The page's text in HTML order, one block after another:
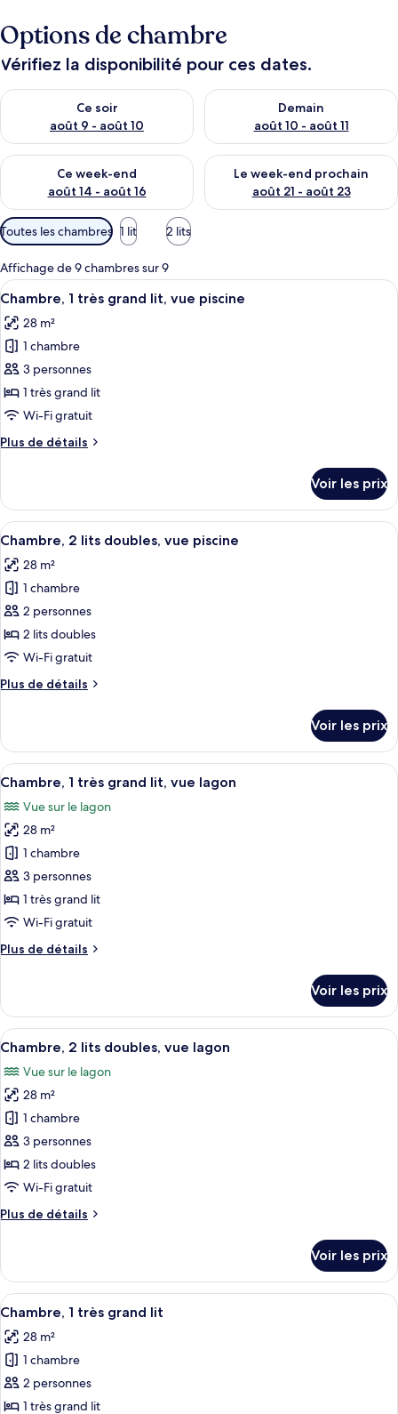
Options de chambre
Vérifiez la disponibilité pour ces dates.
Ce soir
août 9 - août 10
Vérifier la disponibilité pour ce soir août 9 - août 10
Demain
août 10 - août 11
Vérifier la disponibilité pour
Ce week-end
août 14 - août 16
Vérifier la disponibilité pour ce week-end août 14 - août 16
Le week-end prochain
août 21 - août 23
Vérifier la disponibilité pour
Filtres
disponibles
pour
les
chambres
Toutes les chambres 1 lit 2 lits
Affichage de 9 chambres sur 9
Afficher
toutes
les
photos
pour
ce
type
chambre :
très
grand
lit,
vue
piscine
Une chambre d’hôtel avec un
11
Chambre, 1 très grand lit, vue piscine
28 m²
1 chambre
3 personnes
1 très grand lit
Wi-Fi gratuit
Plus de détails
Plus
le
type
de
Chambre,
grand
lit,
vue
piscine
Voir les prix
Afficher
toutes
les
photos
pour
ce
type
chambre :
lits
doubles,
piscine
Une chambre d’hôtel avec deux
8
Chambre, 2 lits doubles, vue piscine
28 m²
1 chambre
2 personnes
2 lits doubles
Wi-Fi gratuit
Plus de détails
Plus
le
type
de
Chambre,
2
lits
doubles,
vue
piscine
Voir les prix
Afficher
toutes
les
photos
pour
ce
type
de
chambre :
Chambre,
grand
lit,
vue
lagon
Une chambre d’hôtel avec un
10
Chambre, 1 très grand lit, vue lagon
Vue sur le lagon
28 m²
1 chambre
3 personnes
1 très grand lit
Wi-Fi gratuit
Plus de détails
Plus
le
type
de
Chambre,
très
grand
lit,
vue
lagon
Voir les prix
Afficher
toutes
les
photos
pour
ce
type
de
chambre :
Chambre,
doubles,
vue
lagon
Une chambre d’hôtel avec deux
8
Chambre, 2 lits doubles, vue lagon
Vue sur le lagon
28 m²
1 chambre
3 personnes
2 lits doubles
Wi-Fi gratuit
Plus de détails
Plus
le
type
de
Chambre,
2
doubles,
vue
Voir les prix
Afficher
toutes
les
photos
pour
ce
Une chambre d’hôtel équipée d’un
6
Chambre, 1 très grand lit
28 m²
1 chambre
2 personnes
1 très grand lit